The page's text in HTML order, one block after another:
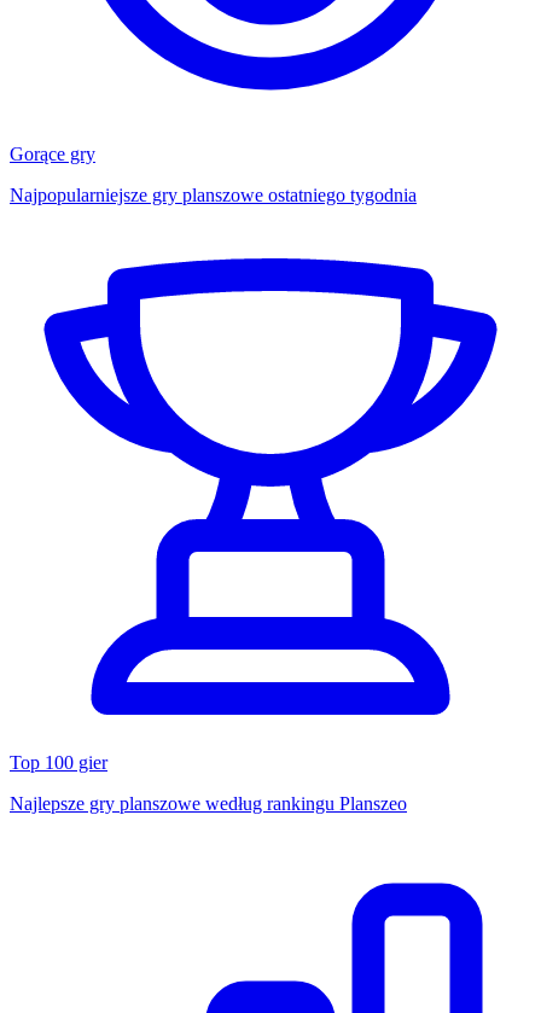
Gorące gry
Najpopularniejsze gry planszowe ostatniego tygodnia
Top 100 gier
Najlepsze gry planszowe według rankingu Planszeo